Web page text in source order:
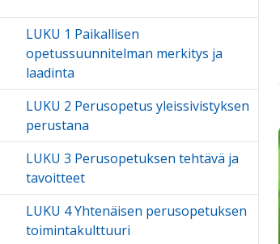
LUKU 1 Paikallisen
opetussuunnitelman merkitys ja
laadinta
LUKU 2 Perusopetus yleissivistyksen
perustana
LUKU 3 Perusopetuksen tehtävä ja
tavoitteet
LUKU 4 Yhtenäisen perusopetuksen
toimintakulttuuri